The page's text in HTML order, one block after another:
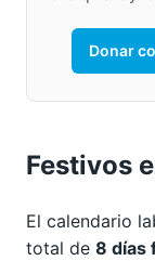
Donar
Festivos
El calendario
total de 8 días